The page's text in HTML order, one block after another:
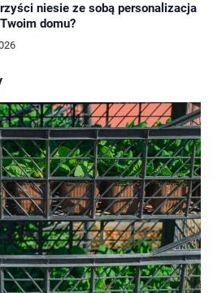
niesie ze sobą personalizacja
domu?